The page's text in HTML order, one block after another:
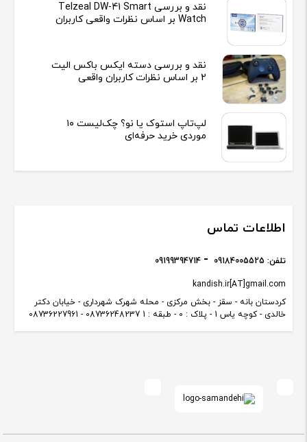
نقد و بررسی Telzeal DW-41 Smart
Watch بر اساس نظرات واقعی کاربران
نقد و بررسی دسته ایکس باکس الیت
2 بر اساس نظرات کاربران واقعی
لپ‌تاپ استوک یا نو؟ چک‌لیست ۱۰
موردی خرید حرفه‌ای
اطلاعات تماس
کردستان بانه - سقز - بخش مرکزی - محله شهرک شهرداری - خیابان دکتر
خالدی - کوچه یاس 1 - پلاک : 0 - طبقه : 1 08736248237 - 08736227961
kandish.ir[AT]gmail.com
تلفن: 09184005525
09199394714